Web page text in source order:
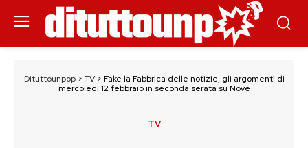
Dituttounpop> TV> Fake la Fabbrica delle notizie, gli argomenti di
mercoledì 12 febbraio in seconda serata su Nove
TV